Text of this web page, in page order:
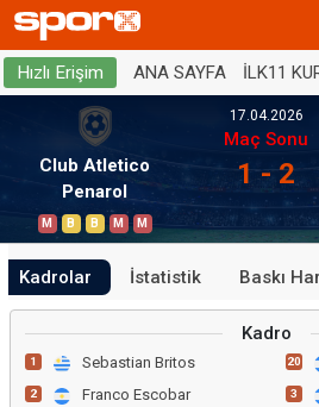
Hızlı Erişim ANA SAYFA İLK11
Club Atletico
Penarol
M B B M M
17.04.2026
Maç Sonu
1 - 2
Kadrolar İstatistik Baskı
Kadro
1 Sebastian Britos
2 Franco Escobar
20
3